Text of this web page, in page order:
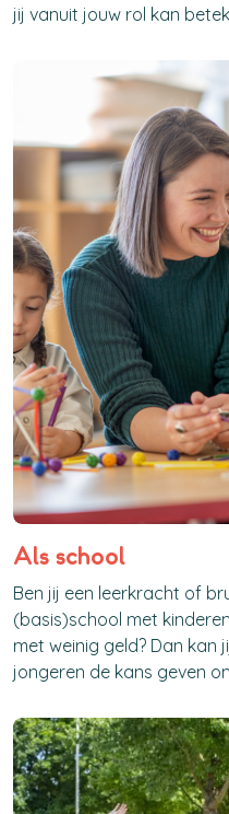
jij vanuit jouw rol kan
Als school
Ben jij een leerkracht of
(basis)school met
met weinig geld? Dan kan
jongeren de kans geven